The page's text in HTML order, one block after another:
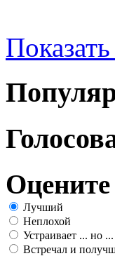
Лучший
Неплохой
Устраивает ... но ...
Встречал и